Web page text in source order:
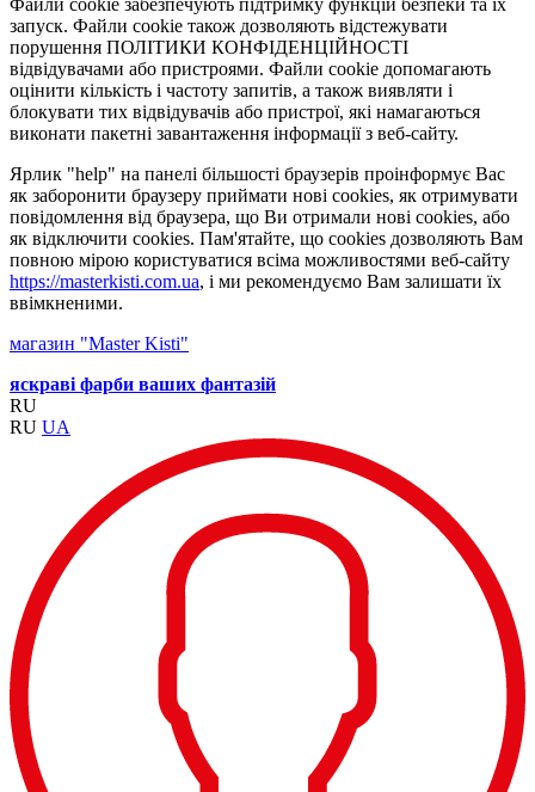
Файли cookie забезпечують підтримку функцій безпеки та їх
запуск. Файли cookie також дозволяють відстежувати
порушення ПОЛІТИКИ КОНФІДЕНЦІЙНОСТІ
відвідувачами або пристроями. Файли cookie допомагають
оцінити кількість і частоту запитів, а також виявляти і
блокувати тих відвідувачів або пристрої, які намагаються
виконати пакетні завантаження інформації з веб-сайту.
Ярлик "help" на панелі більшості браузерів проінформує Вас
як заборонити браузеру приймати нові cookies, як отримувати
повідомлення від браузера, що Ви отримали нові cookies, або
як відключити cookies. Пам'ятайте, що cookies дозволяють Вам
повною мірою користуватися всіма можливостями веб-сайту
https://masterkisti.com.ua, і ми рекомендуємо Вам залишати їх
ввімкненими.
магазин "Master Kisti"
яскраві фарби ваших фантазій
RU
RU UA